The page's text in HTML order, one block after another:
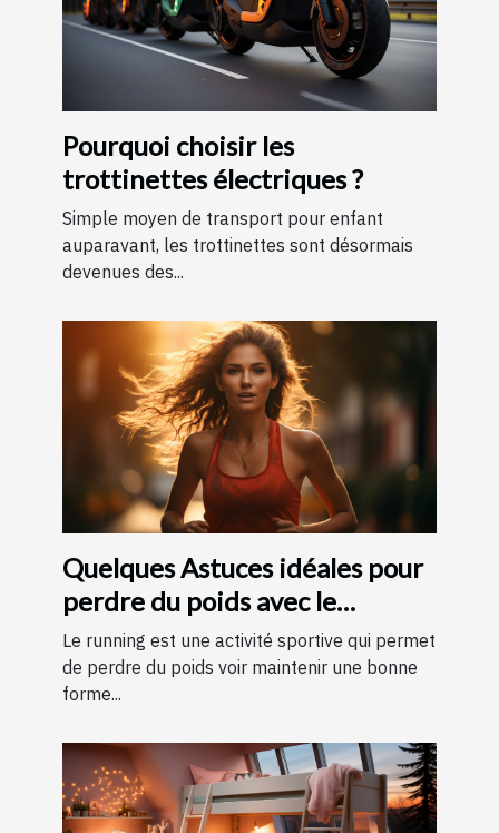
Pourquoi choisir les
trottinettes électriques ?
Simple moyen de transport pour enfant
auparavant, les trottinettes sont désormais
devenues des...
Quelques Astuces idéales pour
perdre du poids avec le
running ?
Le running est une activité sportive qui permet
de perdre du poids voir maintenir une bonne
forme...